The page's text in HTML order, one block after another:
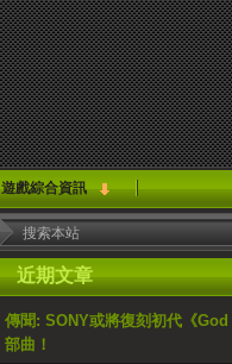
遊戲綜合資訊
近期文章
傳聞: SONY或將復刻初代《
部曲！